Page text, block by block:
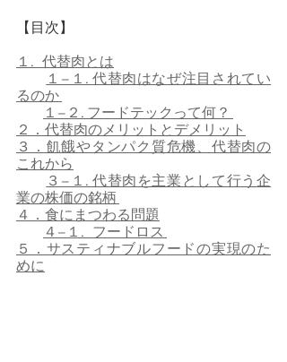
【目次】
１.   代替肉とは
１−１. 代替肉はなぜ注目されてい
るのか
１−２. フードテックって何？
２．代替肉のメリットとデメリット
３．飢餓やタンパク質危機、代替肉の
これから
３−１. 代替肉を主業として行う企
業の株価の銘柄
４．食にまつわる問題
４−１.   フードロス
５．サスティナブルフードの実現のた
めに